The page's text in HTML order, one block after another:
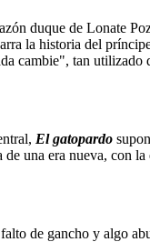
duque de Lonate
la historia del
cambie", tan utilizado
El gatopardo
una era nueva, con
de gancho y algo